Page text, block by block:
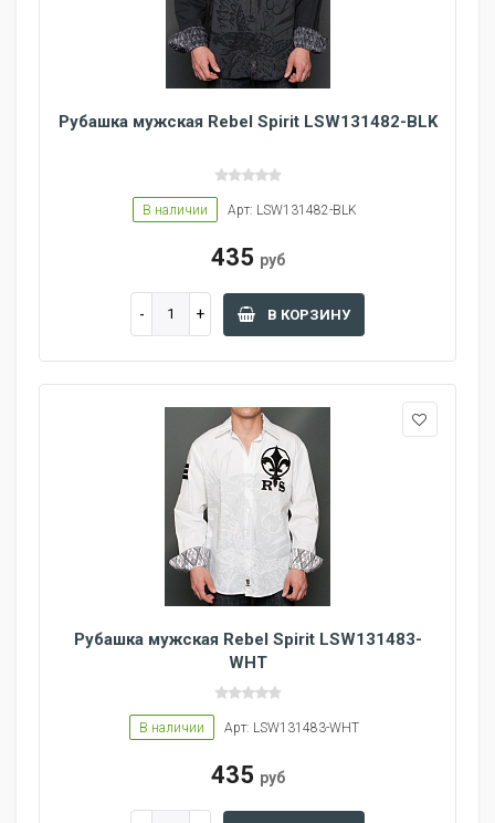
Рубашка мужская Rebel Spirit LSW131482-BLK
В наличии Арт: LSW131482-BLK
435 руб
В КОРЗИНУ
Рубашка мужская Rebel Spirit LSW131483-
WHT
В наличии Арт: LSW131483-WHT
435 руб